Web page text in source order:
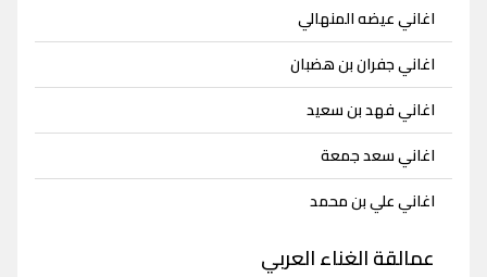
اغاني عيضه المنهالي
اغاني جفران بن هضبان
اغاني فهد بن سعيد
اغاني سعد جمعة
اغاني علي بن محمد
عمالقة الغناء العربي